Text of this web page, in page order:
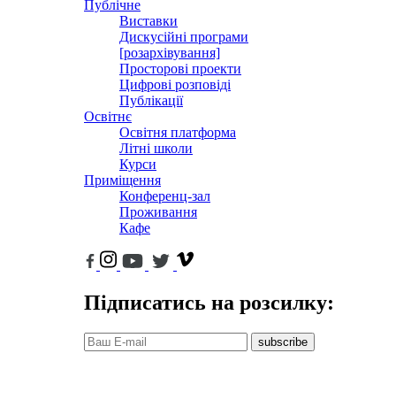
Публічне
Виставки
Дискусійні програми
[розархівування]
Просторові проекти
Цифрові розповіді
Публікації
Освітнє
Освітня платформа
Літні школи
Курси
Приміщення
Конференц-зал
Проживання
Кафе
Підписатись на розсилку:
subscribe